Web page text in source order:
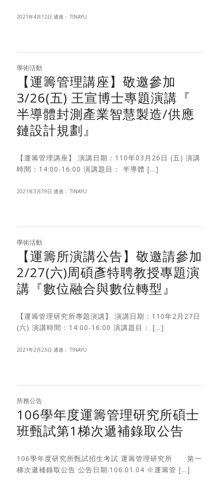
2021年4月12日 通過： TINAYU
學術活動
【運籌管理講座】敬邀參加
3/26(五) 王宣博士專題演講『
半導體封測產業智慧製造/供應
鏈設計規劃』
【運籌管理講座】 演講日期：110年03月26日 (五) 演講
時間：14:00-16:00 演講題目： 半導體 […]
2021年3月19日 通過： TINAYU
學術活動
【運籌所演講公告】敬邀請參加
2/27(六)周碩彥特聘教授專題演
講『數位融合與數位轉型』
【運籌管理研究所專題演講】 演講日期：110年2月27日
(六) 演講時間：14:00-16:00 演講題目： […]
2021年2月23日 通過： TINAYU
所務公告
106學年度運籌管理研究所碩士
班甄試第1梯次遞補錄取公告
106學年度研究所甄試招生考試 運籌管理研究所 第一
梯次遞補錄取公告 公告日期:106.01.04 ※運籌管 […]